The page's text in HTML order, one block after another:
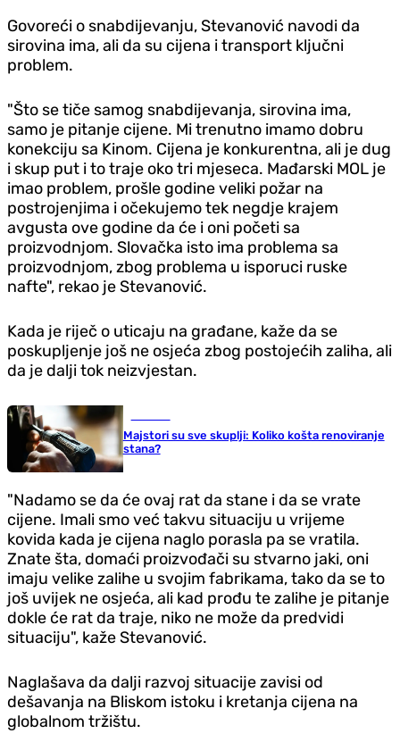
Govoreći o snabdijevanju, Stevanović navodi da
sirovina ima, ali da su cijena i transport ključni
problem.
"Što se tiče samog snabdijevanja, sirovina ima,
samo je pitanje cijene. Mi trenutno imamo dobru
konekciju sa Kinom. Cijena je konkurentna, ali je dug
i skup put i to traje oko tri mjeseca. Mađarski MOL je
imao problem, prošle godine veliki požar na
postrojenjima i očekujemo tek negdje krajem
avgusta ove godine da će i oni početi sa
proizvodnjom. Slovačka isto ima problema sa
proizvodnjom, zbog problema u isporuci ruske
nafte", rekao je Stevanović.
Kada je riječ o uticaju na građane, kaže da se
poskupljenje još ne osjeća zbog postojećih zaliha, ali
da je dalji tok neizvjestan.
Majstori su sve skuplji: Koliko košta renoviranje
stana?
"Nadamo se da će ovaj rat da stane i da se vrate
cijene. Imali smo već takvu situaciju u vrijeme
kovida kada je cijena naglo porasla pa se vratila.
Znate šta, domaći proizvođači su stvarno jaki, oni
imaju velike zalihe u svojim fabrikama, tako da se to
još uvijek ne osjeća, ali kad prođu te zalihe je pitanje
dokle će rat da traje, niko ne može da predvidi
situaciju", kaže Stevanović.
Naglašava da dalji razvoj situacije zavisi od
dešavanja na Bliskom istoku i kretanja cijena na
globalnom tržištu.